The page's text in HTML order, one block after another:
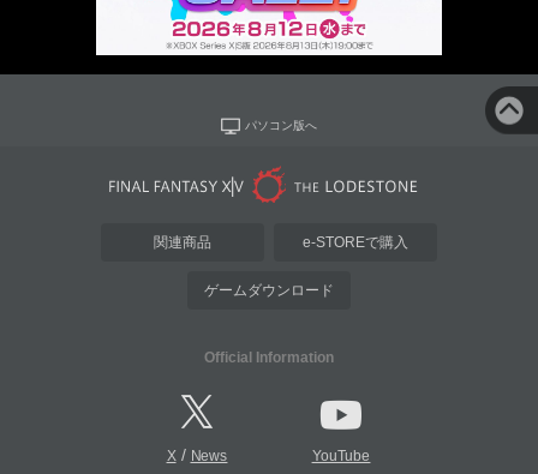
パソコン版へ
関連商品 e-STOREで購入
ゲームダウンロード
Official Information
X/ News YouTube